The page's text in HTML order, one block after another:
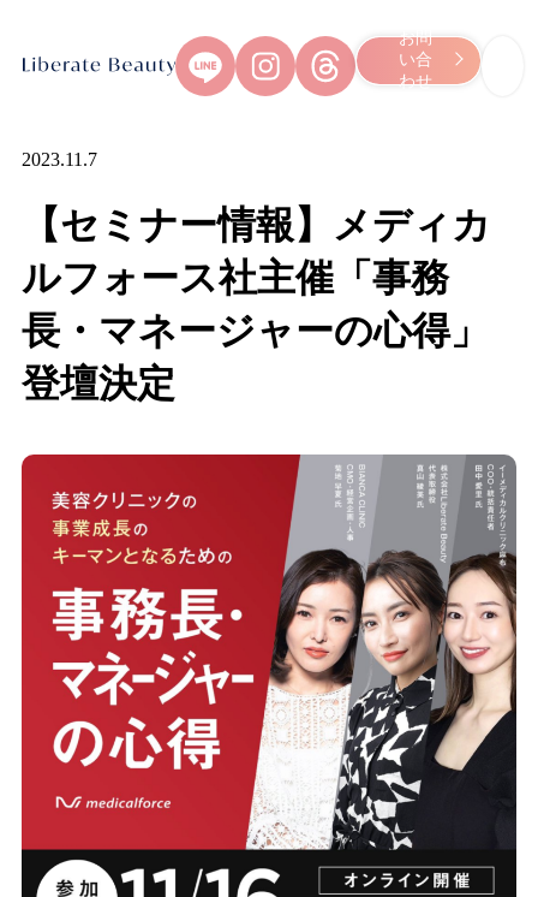
お問
い合
わせ
2023.11.7
【セミナー情報】メディカ
ルフォース社主催「事務
長・マネージャーの心得」
登壇決定